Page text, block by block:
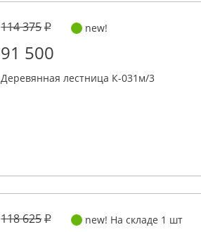
114 375 new!
91 500
Деревянная лестница К-031м/3
118 625 new! На складе 1 шт